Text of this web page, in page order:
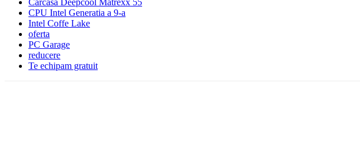
Carcasa Deepcool Matrexx 55
CPU Intel Generatia a 9-a
Intel Coffe Lake
oferta
PC Garage
reducere
Te echipam gratuit